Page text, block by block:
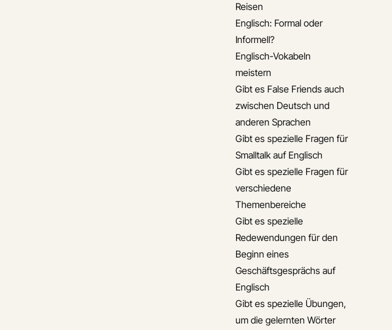
Reisen
Englisch: Formal oder
Informell?
Englisch-Vokabeln
meistern
Gibt es False Friends auch
zwischen Deutsch und
anderen Sprachen
Gibt es spezielle Fragen für
Smalltalk auf Englisch
Gibt es spezielle Fragen für
verschiedene
Themenbereiche
Gibt es spezielle
Redewendungen für den
Beginn eines
Geschäftsgesprächs auf
Englisch
Gibt es spezielle Übungen,
um die gelernten Wörter